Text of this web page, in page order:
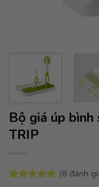
Bộ giá úp
TRIP
(8 đánh